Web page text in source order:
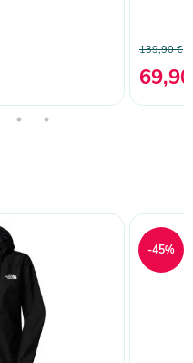
139,90 €
-45%